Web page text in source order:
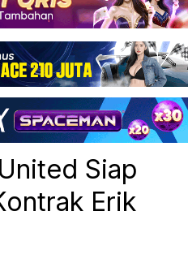
Siap
Erik